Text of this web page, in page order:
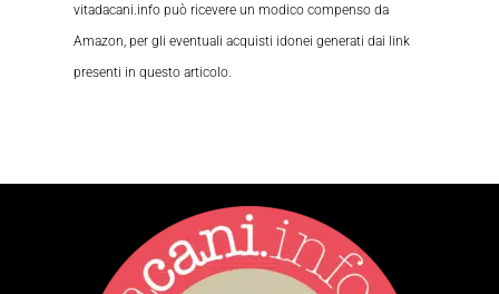
vitadacani.info può ricevere un modico compenso da
Amazon, per gli eventuali acquisti idonei generati dai link
presenti in questo articolo.